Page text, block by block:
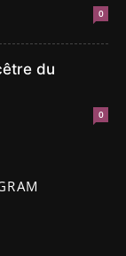
0
du
0